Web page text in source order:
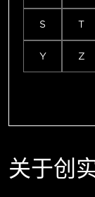
S T
Y Z
关于创